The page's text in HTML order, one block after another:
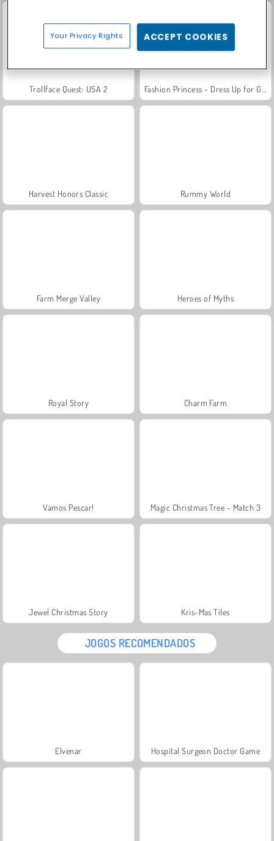
Trollface Quest: USA 2
Harvest Honors Classic Rummy World
Farm Merge Valley Heroes of Myths
Royal Story Charm Farm
Vamos Pescar! Magic Christmas Tree - Match 3
Jewel Christmas Story Kris-Mas Tiles
JOGOS RECOMENDADOS
Elvenar Hospital Surgeon Doctor Game
Your Privacy Rights ACCEPT COOKIES